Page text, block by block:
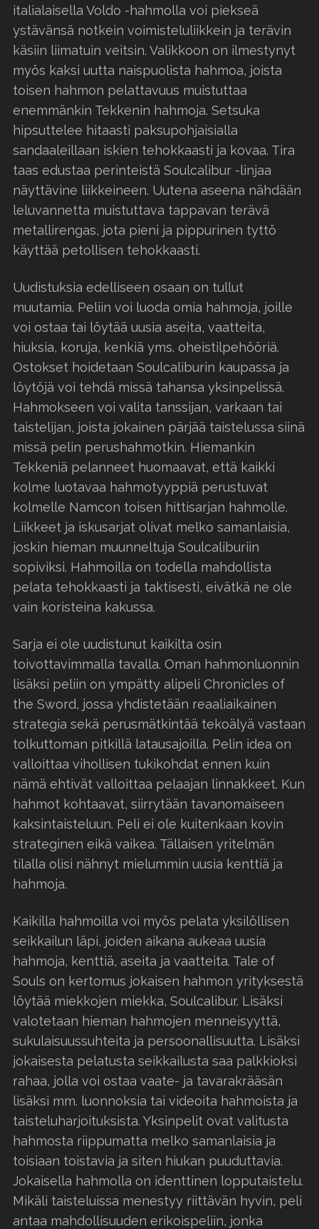
italialaisella Voldo -hahmolla voi piekseä
ystävänsä notkein voimisteluliikkein ja terävin
käsiin liimatuin veitsin. Valikkoon on ilmestynyt
myös kaksi uutta naispuolista hahmoa, joista
toisen hahmon pelattavuus muistuttaa
enemmänkin Tekkenin hahmoja. Setsuka
hipsuttelee hitaasti paksupohjaisialla
sandaaleillaan iskien tehokkaasti ja kovaa. Tira
taas edustaa perinteistä Soulcalibur -linjaa
näyttävine liikkeineen. Uutena aseena nähdään
leluvannetta muistuttava tappavan terävä
metallirengas, jota pieni ja pippurinen tyttö
käyttää petollisen tehokkaasti.
Uudistuksia edelliseen osaan on tullut
muutamia. Peliin voi luoda omia hahmoja, joille
voi ostaa tai löytää uusia aseita, vaatteita,
hiuksia, koruja, kenkiä yms. oheistilpehööriä.
Ostokset hoidetaan Soulcaliburin kaupassa ja
löytöjä voi tehdä missä tahansa yksinpelissä.
Hahmokseen voi valita tanssijan, varkaan tai
taistelijan, joista jokainen pärjää taistelussa siinä
missä pelin perushahmotkin. Hiemankin
Tekkeniä pelanneet huomaavat, että kaikki
kolme luotavaa hahmotyyppiä perustuvat
kolmelle Namcon toisen hittisarjan hahmolle.
Liikkeet ja iskusarjat olivat melko samanlaisia,
joskin hieman muunneltuja Soulcaliburiin
sopiviksi. Hahmoilla on todella mahdollista
pelata tehokkaasti ja taktisesti, eivätkä ne ole
vain koristeina kakussa.
Sarja ei ole uudistunut kaikilta osin
toivottavimmalla tavalla. Oman hahmonluonnin
lisäksi peliin on ympätty alipeli Chronicles of
the Sword, jossa yhdistetään reaaliaikainen
strategia sekä perusmätkintää tekoälyä vastaan
tolkuttoman pitkillä latausajoilla. Pelin idea on
valloittaa vihollisen tukikohdat ennen kuin
nämä ehtivät valloittaa pelaajan linnakkeet. Kun
hahmot kohtaavat, siirrytään tavanomaiseen
kaksintaisteluun. Peli ei ole kuitenkaan kovin
strateginen eikä vaikea. Tällaisen yritelmän
tilalla olisi nähnyt mielummin uusia kenttiä ja
hahmoja.
Kaikilla hahmoilla voi myös pelata yksilöllisen
seikkailun läpi, joiden aikana aukeaa uusia
hahmoja, kenttiä, aseita ja vaatteita. Tale of
Souls on kertomus jokaisen hahmon yrityksestä
löytää miekkojen miekka, Soulcalibur. Lisäksi
valotetaan hieman hahmojen menneisyyttä,
sukulaisuussuhteita ja persoonallisuutta. Lisäksi
jokaisesta pelatusta seikkailusta saa palkkioksi
rahaa, jolla voi ostaa vaate- ja tavarakrääsän
lisäksi mm. luonnoksia tai videoita hahmoista ja
taisteluharjoituksista. Yksinpelit ovat valitusta
hahmosta riippumatta melko samanlaisia ja
toisiaan toistavia ja siten hiukan puuduttavia.
Jokaisella hahmolla on identtinen lopputaistelu.
Mikäli taisteluissa menestyy riittävän hyvin, peli
antaa mahdollisuuden erikoispeliin, jonka